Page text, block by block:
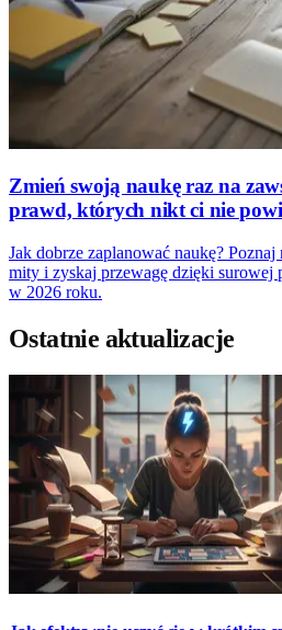
Zmień swoją naukę raz na
prawd, których nikt ci nie
Jak dobrze zaplanować naukę? Poznaj
mity i zyskaj przewagę dzięki surowej
w 2026 roku.
Ostatnie aktualizacje